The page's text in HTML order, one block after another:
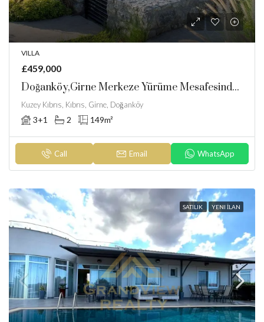
VILLA
£459,000
Doğanköy,Girne Merkeze Yürüme Mesafesinde Satılık 3+1 Villa
Kuzey Kıbrıs, Kıbrıs, Girne, Doğanköy
3+1 2 149m²
Call Email WhatsApp
SATILIK YENI İLAN